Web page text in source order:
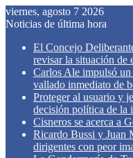
viernes, agosto 7 2026
Noticias de última hora
El Concejo
revisar la situación de
Carlos Ale impulsó
vallado inmediato de
Proteger al usuario y
decisión política de la
Cisneros se acerca a
Ricardo Bussi y Juan
dirigentes con peor